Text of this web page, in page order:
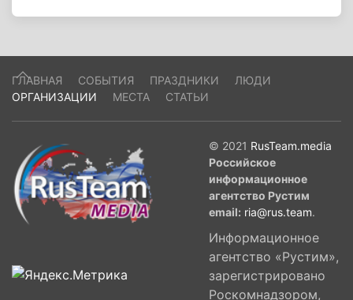
ГЛАВНАЯ СОБЫТИЯ ПРАЗДНИКИ
ЛЮДИ
ОРГАНИЗАЦИИ
МЕСТА СТАТЬИ
© 2021 RusTeam.media
Российское
информационное
агентство Рустим
email: ria@rus.team.
Информационное
агентство «Рустим»,
зарегистрировано
Роскомнадзором,